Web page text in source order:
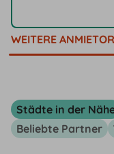
WEITERE
Städte in der
Beliebte Partner